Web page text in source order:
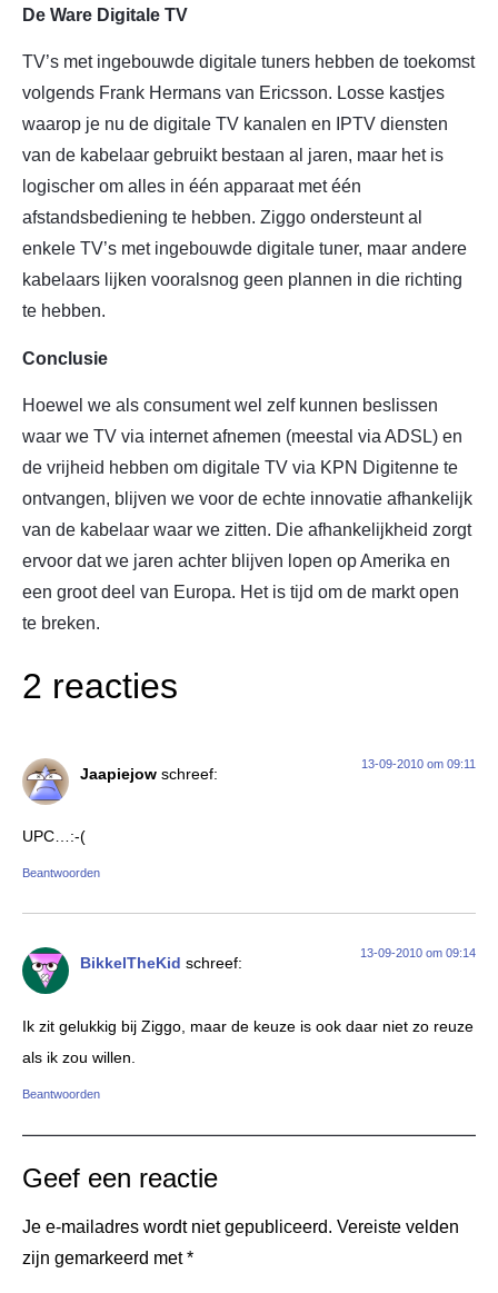
De Ware Digitale TV
TV’s met ingebouwde digitale tuners hebben de toekomst
volgends Frank Hermans van Ericsson. Losse kastjes
waarop je nu de digitale TV kanalen en IPTV diensten
van de kabelaar gebruikt bestaan al jaren, maar het is
logischer om alles in één apparaat met één
afstandsbediening te hebben. Ziggo ondersteunt al
enkele TV’s met ingebouwde digitale tuner, maar andere
kabelaars lijken vooralsnog geen plannen in die richting
te hebben.
Conclusie
Hoewel we als consument wel zelf kunnen beslissen
waar we TV via internet afnemen (meestal via ADSL) en
de vrijheid hebben om digitale TV via KPN Digitenne te
ontvangen, blijven we voor de echte innovatie afhankelijk
van de kabelaar waar we zitten. Die afhankelijkheid zorgt
ervoor dat we jaren achter blijven lopen op Amerika en
een groot deel van Europa. Het is tijd om de markt open
te breken.
2 reacties
Jaapiejow schreef:
13-09-2010 om 09:11
UPC…:-(
Beantwoorden
BikkelTheKid schreef:
13-09-2010 om 09:14
Ik zit gelukkig bij Ziggo, maar de keuze is ook daar niet zo reuze
als ik zou willen.
Beantwoorden
Geef een reactie
Je e-mailadres wordt niet gepubliceerd. Vereiste velden
zijn gemarkeerd met*